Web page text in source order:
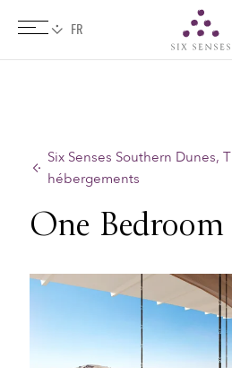
Six Senses Southern Dunes,
hébergements
One